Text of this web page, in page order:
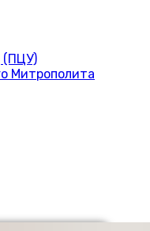
(ПЦУ)
Митрополита